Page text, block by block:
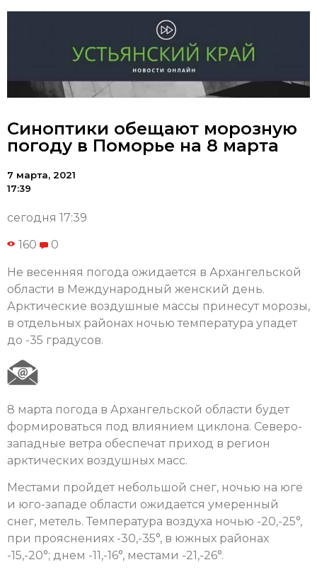
Синоптики обещают морозную
погоду в Поморье на 8 марта
7 марта, 2021
17:39
сегодня 17:39
160 0
Не весенняя погода ожидается в Архангельской
области в Международный женский день.
Арктические воздушные массы принесут морозы,
в отдельных районах ночью температура упадет
до -35 градусов.
8 марта погода в Архангельской области будет
формироваться под влиянием циклона. Северо-
западные ветра обеспечат приход в регион
арктических воздушных масс.
Местами пройдет небольшой снег, ночью на юге
и юго-западе области ожидается умеренный
снег, метель. Температура воздуха ночью -20,-25°,
при прояснениях -30,-35°, в южных районах
-15,-20°; днем -11,-16°, местами -21,-26°.